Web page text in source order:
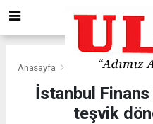
Anasayfa Ekonomi
İstanbul
teşvik